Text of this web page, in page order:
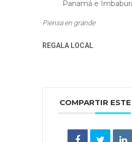
Panamá e
Piensa en grande
REGALA LOCAL
COMPARTIR